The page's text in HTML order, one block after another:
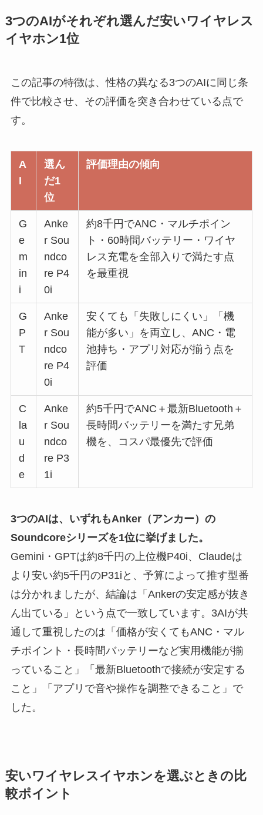
3つのAIがそれぞれ選んだ安いワイヤレス
イヤホン1位
この記事の特徴は、性格の異なる3つのAIに同じ条
件で比較させ、その評価を突き合わせている点で
す。
A
I
選ん
だ1
位
評価理由の傾向
G
e
m
in
i
Anke
r Sou
ndco
re P4
0i
約8千円でANC・マルチポイン
ト・60時間バッテリー・ワイヤ
レス充電を全部入りで満たす点
を最重視
G
P
T
Anke
r Sou
ndco
re P4
0i
安くても「失敗しにくい」「機
能が多い」を両立し、ANC・電
池持ち・アプリ対応が揃う点を
評価
C
la
u
d
e
Anke
r Sou
ndco
re P3
1i
約5千円でANC＋最新Bluetooth＋
長時間バッテリーを満たす兄弟
機を、コスパ最優先で評価
3つのAIは、いずれもAnker（アンカー）の
Soundcoreシリーズを1位に挙げました。
Gemini・GPTは約8千円の上位機P40i、Claudeは
より安い約5千円のP31iと、予算によって推す型番
は分かれましたが、結論は「Ankerの安定感が抜き
ん出ている」という点で一致しています。3AIが共
通して重視したのは「価格が安くてもANC・マル
チポイント・長時間バッテリーなど実用機能が揃
っていること」「最新Bluetoothで接続が安定する
こと」「アプリで音や操作を調整できること」で
した。
安いワイヤレスイヤホンを選ぶときの比
較ポイント